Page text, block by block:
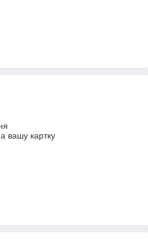
вашу картку